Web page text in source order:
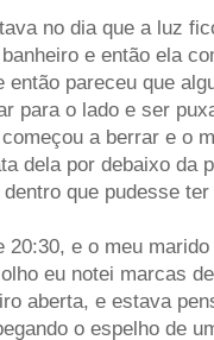
no dia que a luz
e então ela
pareceu que
para o lado e ser
a berrar e o
dela por debaixo da
que pudesse
20:30, e o meu
eu notei marcas
aberta, e estava
o espelho de